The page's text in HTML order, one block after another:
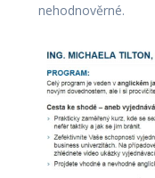
nehodnověrné.